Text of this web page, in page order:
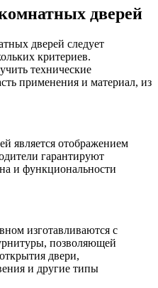
дверей
дверей следует
критериев.
технические
применения и материал, из
является отображением
гарантируют
и функциональности
изготавливаются с
позволяющей
двери,
и другие типы